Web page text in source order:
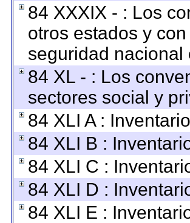
84 XXXIX - : Los
otros estados y
seguridad
84 XL - : Los
sectores social y
84 XLI A :
84 XLI B :
84 XLI C :
84 XLI D :
84 XLI E :